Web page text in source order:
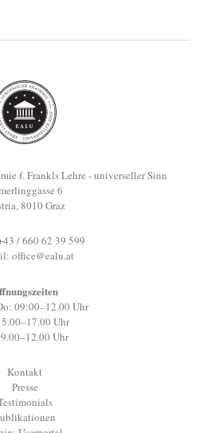
f. Frankls Lehre - universeller Sinn
6
8010 Graz
/ 660 62 39 599
office@ealu.at
09:00–12.00 Uhr
Uhr
Uhr
Kontakt
Presse